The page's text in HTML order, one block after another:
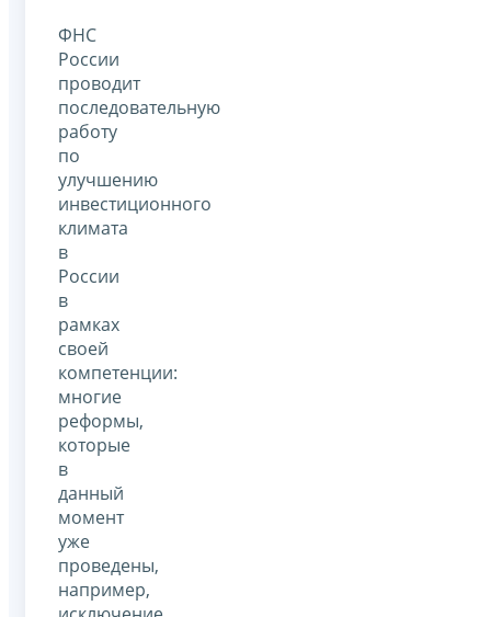
ФНС
России
проводит
последовательную
работу
по
улучшению
инвестиционного
климата
в
России
в
рамках
своей
компетенции:
многие
реформы,
которые
в
данный
момент
уже
проведены,
например,